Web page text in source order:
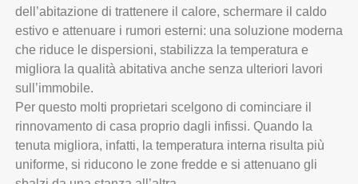
dell’abitazione di trattenere il calore, schermare il caldo
estivo e attenuare i rumori esterni: una soluzione moderna
che riduce le dispersioni, stabilizza la temperatura e
migliora la qualità abitativa anche senza ulteriori lavori
sull’immobile.
Per questo molti proprietari scelgono di cominciare il
rinnovamento di casa proprio dagli infissi. Quando la
tenuta migliora, infatti, la temperatura interna risulta più
uniforme, si riducono le zone fredde e si attenuano gli